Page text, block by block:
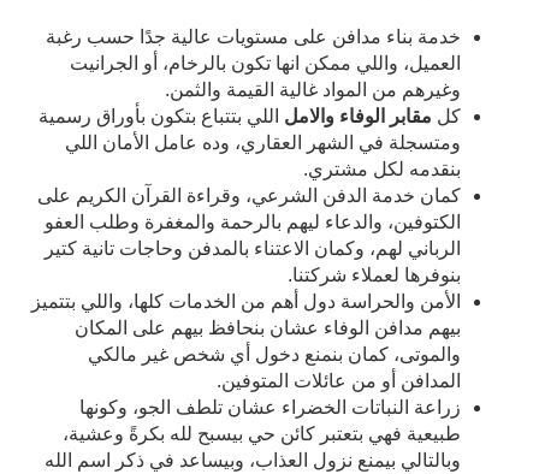
خدمة بناء مدافن على مستويات عالية جدًا حسب رغبة
العميل، واللي ممكن انها تكون بالرخام، أو الجرانيت
وغيرهم من المواد غالية القيمة والثمن.
كل مقابر الوفاء والامل اللي بتتباع بتكون بأوراق رسمية
ومتسجلة في الشهر العقاري، وده عامل الأمان اللي
بنقدمه لكل مشتري.
كمان خدمة الدفن الشرعي، وقراءة القرآن الكريم على
الكتوفين، والدعاء ليهم بالرحمة والمغفرة وطلب العفو
الرباني لهم، وكمان الاعتناء بالمدفن وحاجات تانية كتير
بنوفرها لعملاء شركتنا.
الأمن والحراسة دول أهم من الخدمات كلها، واللي بتتميز
بيهم مدافن الوفاء عشان بنحافظ بيهم على المكان
والموتى، كمان بنمنع دخول أي شخص غير مالكي
المدافن أو من عائلات المتوفين.
زراعة النباتات الخضراء عشان تلطف الجو، وكونها
طبيعية فهي بتعتبر كائن حي بيسبح لله بكرةً وعشية،
وبالتالي بيمنع نزول العذاب، وبيساعد في ذكر اسم الله